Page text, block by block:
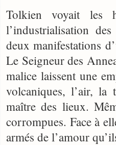
Tolkien voyait les
l’industrialisation
deux manifestations
Le Seigneur des
malice laissent une
volcaniques, l’air, la
maître des lieux.
corrompues. Face à
armés de l’amour